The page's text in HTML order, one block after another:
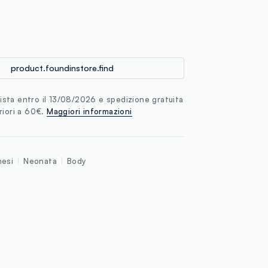
product.foundinstore.find
entro il 13/08/2026 e spedizione gratuita
a 60€.Maggiori informazioni
Neonata Body